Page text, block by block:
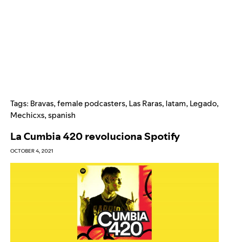
Tags: Bravas,female podcasters, Las Raras, latam, Legado,
Mechicxs,spanish
La Cumbia 420 revoluciona Spotify
OCTOBER 4, 2021